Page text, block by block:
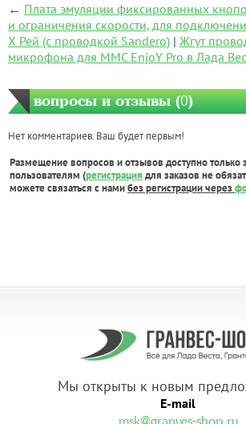
← Плата эмуляции фиксированных
и ограничения скорости, для
Х Рей (с проводкой Sandero) | Жгут
микрофона для ММС EnjoY Pro в Лада
вопросы и отзывы (0)
Нет комментариев. Ваш будет первым!
Размещение вопросов и отзывов доступно только
пользователям (регистрация для заказов не
можете связаться с намибез регистрации через
Мы открыты к новым
E-mail
msk@granves-shop.ru